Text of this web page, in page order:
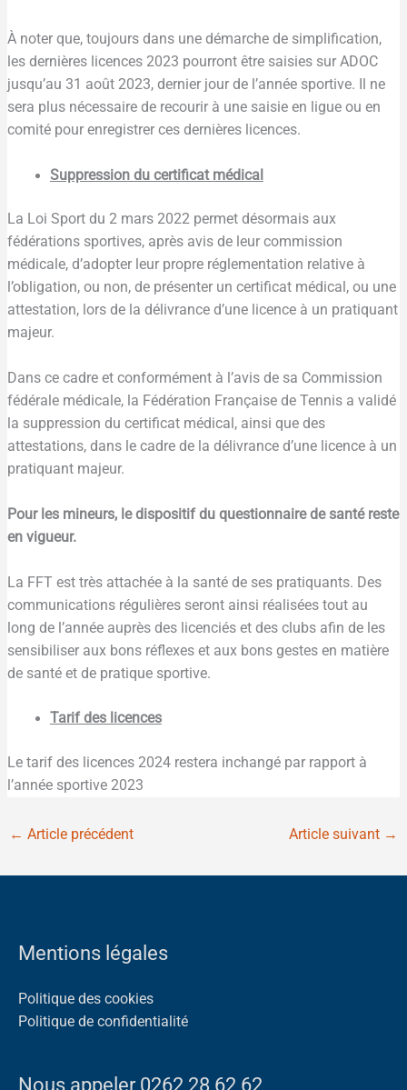
À noter que, toujours dans une démarche de simplification,
les dernières licences 2023 pourront être saisies sur ADOC
jusqu’au 31 août 2023, dernier jour de l’année sportive. Il ne
sera plus nécessaire de recourir à une saisie en ligue ou en
comité pour enregistrer ces dernières licences.
Suppression du certificat médical
La Loi Sport du 2 mars 2022 permet désormais aux
fédérations sportives, après avis de leur commission
médicale, d’adopter leur propre réglementation relative à
l’obligation, ou non, de présenter un certificat médical, ou une
attestation, lors de la délivrance d’une licence à un pratiquant
majeur.
Dans ce cadre et conformément à l’avis de sa Commission
fédérale médicale, la Fédération Française de Tennis a validé
la suppression du certificat médical, ainsi que des
attestations, dans le cadre de la délivrance d’une licence à un
pratiquant majeur.
Pour les mineurs, le dispositif du questionnaire de santé reste
en vigueur.
La FFT est très attachée à la santé de ses pratiquants. Des
communications régulières seront ainsi réalisées tout au
long de l’année auprès des licenciés et des clubs afin de les
sensibiliser aux bons réflexes et aux bons gestes en matière
de santé et de pratique sportive.
Tarif des licences
Le tarif des licences 2024 restera inchangé par rapport à
l’année sportive 2023
← Article précédent Article suivant →
Mentions légales
Politique des cookies
Politique de confidentialité
Nous appeler 0262 28 62 62